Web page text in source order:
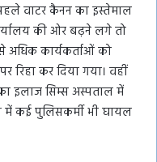
वाटर कैनन का इस्तेमाल
की ओर बढ़ने लगे तो
अधिक कार्यकर्ताओं को
रिहा कर दिया गया। वहीं
इलाज सिम्स अस्पताल में
कई पुलिसकर्मी भी घायल